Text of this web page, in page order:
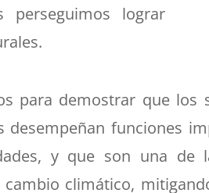
perseguimos lograr
para demostrar que los
desempeñan funciones
y que son una de
climático,